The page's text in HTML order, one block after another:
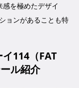
を極めたデザイ
ョンがあることも特
114（FAT
ル紹介